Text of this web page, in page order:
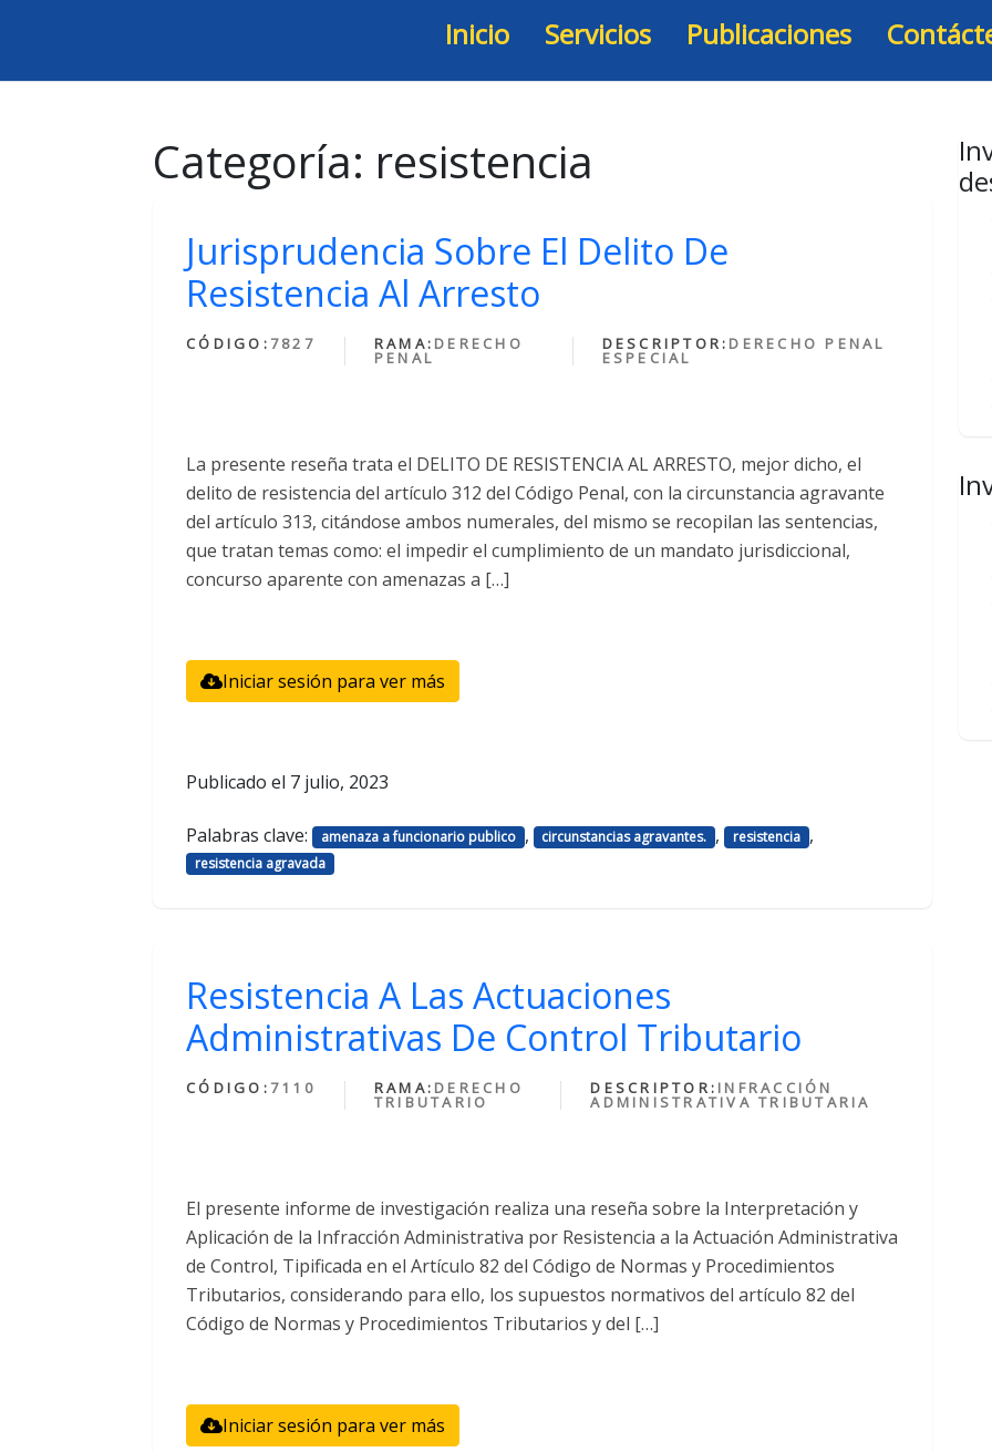
Inicio Servicios Publicaciones
Categoría: resistencia
Jurisprudencia Sobre El Delito De
Resistencia Al Arresto
CÓDIGO: 7827 RAMA: DERECHO
PENAL
DESCRIPTOR: DERECHO PENAL
ESPECIAL
La presente reseña trata el DELITO DE RESISTENCIA AL ARRESTO, mejor dicho, el
delito de resistencia del artículo 312 del Código Penal, con la circunstancia agravante
del artículo 313, citándose ambos numerales, del mismo se recopilan las sentencias,
que tratan temas como: el impedir el cumplimiento de un mandato jurisdiccional,
concurso aparente con amenazas a […]
Iniciar sesión para ver más
Publicado el 7 julio, 2023
Palabras clave: amenaza a funcionario publico , circunstancias agravantes. , resistencia ,
resistencia agravada
Resistencia A Las Actuaciones
Administrativas De Control Tributario
CÓDIGO: 7110 RAMA: DERECHO
TRIBUTARIO
DESCRIPTOR: INFRACCIÓN
ADMINISTRATIVA TRIBUTARIA
El presente informe de investigación realiza una reseña sobre la Interpretación y
Aplicación de la Infracción Administrativa por Resistencia a la Actuación Administrativa
de Control, Tipificada en el Artículo 82 del Código de Normas y Procedimientos
Tributarios, considerando para ello, los supuestos normativos del artículo 82 del
Código de Normas y Procedimientos Tributarios y del […]
Iniciar sesión para ver más